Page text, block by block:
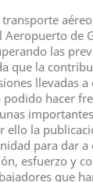
Aeropuerto de
las
que la
llevadas a
hacer
ello la
para dar a
esfuerzo y
que